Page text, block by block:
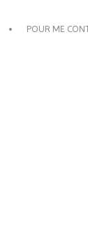
POUR ME